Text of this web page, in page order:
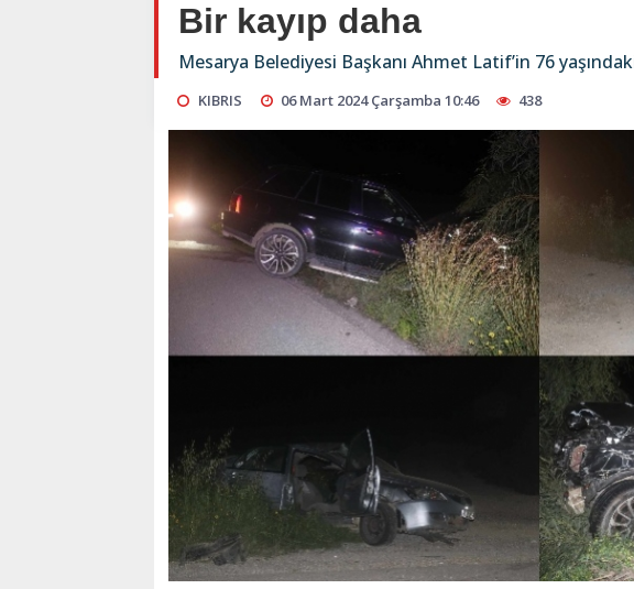
Bir kayıp daha
Mesarya Belediyesi Başkanı Ahmet Latif’in 76
KIBRIS 06 Mart 2024 Çarşamba 10:46 438